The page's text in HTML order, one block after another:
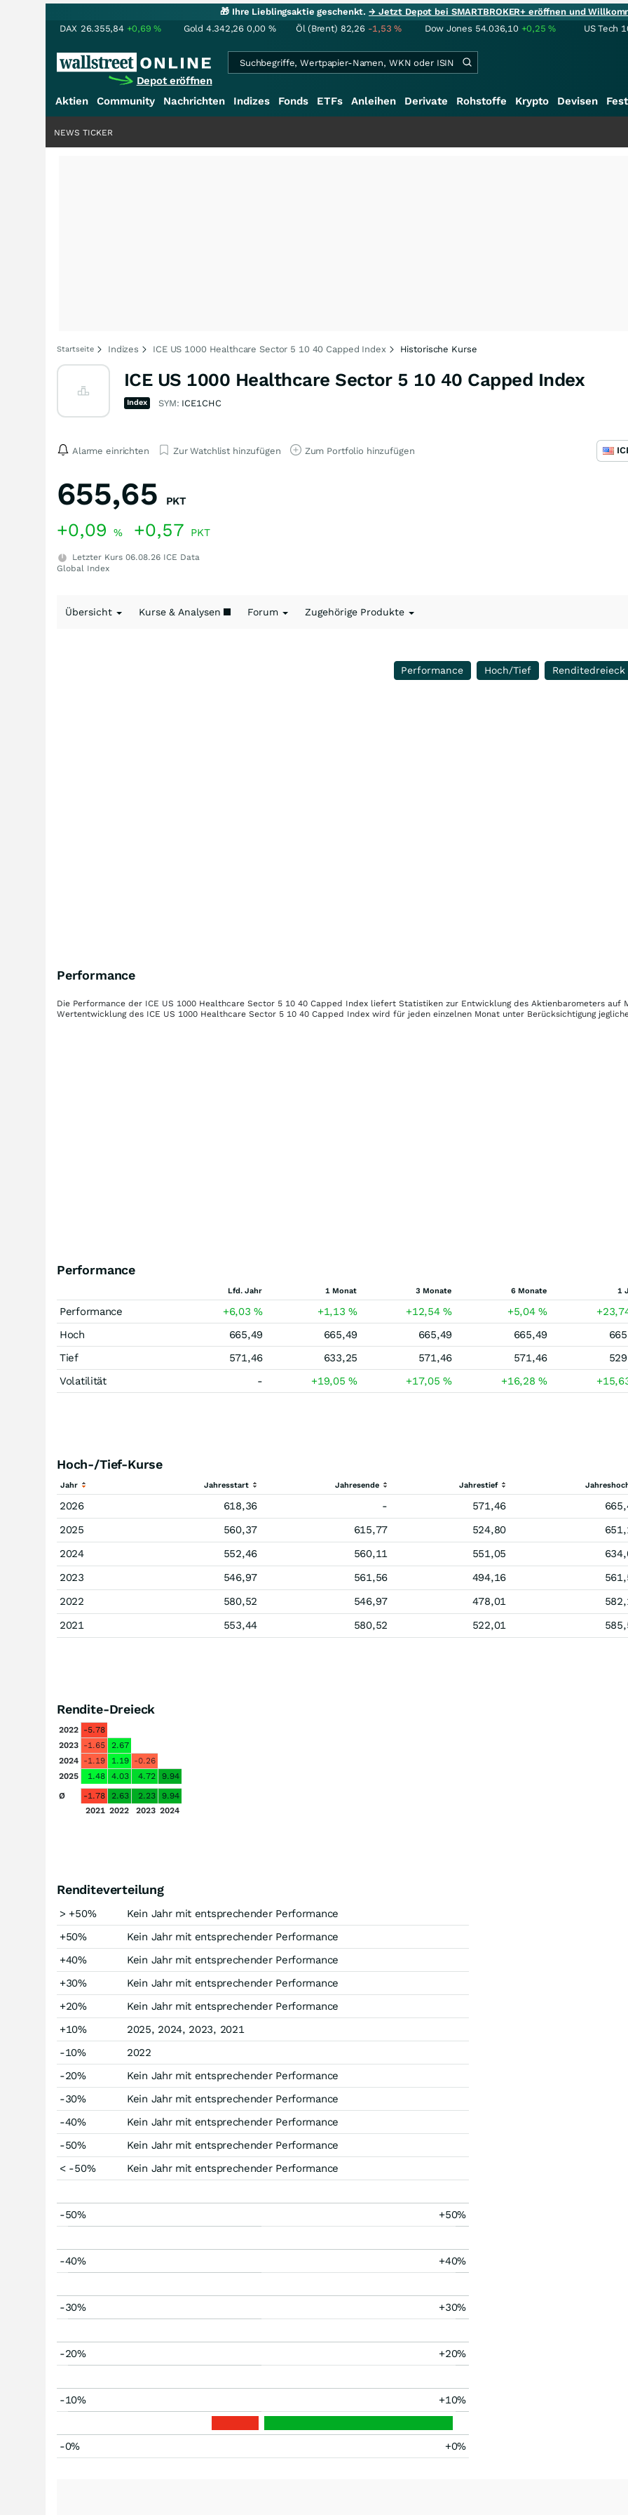
🎁 Ihre Lieblingsaktie geschenkt.→ Jetzt Depot bei SMARTBROKER+ eröffnen und
DAX 26.355,84 +0,69% Gold 4.342,26 0,00 % Öl (Brent) 82,26 -1,53% Dow Jones 54.036,10 +0,25% US Tech
Depot eröffnen
Aktien Community Nachrichten Indizes Fonds ETFs Anleihen Derivate Rohstoffe Krypto Devisen
NEWS TICKER
Startseite Indizes ICE US 1000 Healthcare Sector 5 10 40 Capped Index Historische Kurse
ICE US 1000 Healthcare Sector 5 10 40 Capped Index
Index SYM: ICE1CHC
Alarme einrichten Zur Watchlist hinzufügen Zum Portfolio hinzufügen
655,65 PKT
+0,09 % +0,57 PKT
Letzter Kurs 06.08.26 ICE Data
Global Index
Übersicht Kurse & Analysen Forum Zugehörige Produkte
Performance Hoch/Tief Renditedreieck
Performance
Die Performance der ICE US 1000 Healthcare Sector 5 10 40 Capped Index liefert Statistiken zur Entwicklung des Aktienbarometers auf
Wertentwicklung des ICE US 1000 Healthcare Sector 5 10 40 Capped Index wird für jeden einzelnen Monat unter Berücksichtigung
Performance
Lfd. Jahr 1 Monat 3 Monate 6 Monate 1
Performance +6,03% +1,13% +12,54% +5,04%
Hoch
665,49 665,49 665,49 665,49
Tief
571,46 633,25 571,46 571,46
Volatilität
- +19,05% +17,05% +16,28%
Hoch-/Tief-Kurse
Jahr Jahresstart Jahresende Jahrestief
2026 618,36 - 571,46
2025
560,37 615,77 524,80
2024
552,46 560,11 551,05
2023
546,97 561,56 494,16
2022
580,52 546,97 478,01
2021
553,44 580,52 522,01
Rendite-Dreieck
2022 -5.78
2023 -1.65
2.67
2024 -1.19 1.19 -0.26
2025
1.48 4.03 4.72
9.94
Ø
-1.78 2.63 2.23
9.94
2021 2022 2023 2024
Renditeverteilung
> +50%
Kein Jahr mit entsprechender Performance
+50%
Kein Jahr mit entsprechender Performance
+40%
Kein Jahr mit entsprechender Performance
+30%
Kein Jahr mit entsprechender Performance
+20%
Kein Jahr mit entsprechender Performance
+10%
2025, 2024, 2023, 2021
-10%
2022
-20%
Kein Jahr mit entsprechender Performance
-30%
Kein Jahr mit entsprechender Performance
-40%
Kein Jahr mit entsprechender Performance
-50%
Kein Jahr mit entsprechender Performance
< -50%
Kein Jahr mit entsprechender Performance
-50% +50%
-40% +40%
-30% +30%
-20% +20%
-10% +10%
-0% +0%